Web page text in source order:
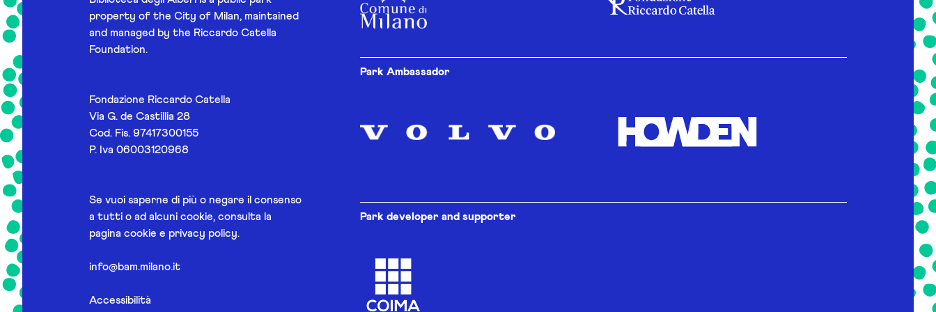
property of the City of Milan, maintained
and managed by the Riccardo Catella
Foundation.
Fondazione Riccardo Catella
Via G. de Castillia 28
Cod. Fis. 97417300155
P. Iva 06003120968
Se vuoi saperne di più o negare il consenso
a tutti o ad alcuni cookie, consulta la
pagina cookie e privacy policy.
info@bam.milano.it
Accessibilità
Park Ambassador
Park developer and supporter